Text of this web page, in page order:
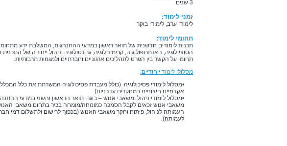
3 שנים
זמני לימוד:
לימודי ערב, לימודי בוקר
תחומי לימוד:
תכנית לימודים חדשנית של תואר ראשון במדעי ההתנהגות, המשלבת ידע מתחומי
הסוציולוגיה, האנתרופולוגיה, קרימינולוגיה, גרונטולוגיה וניהול.ייחודה של
תחומי על הקשר בין הפרט לתהליכים ארגוניים וחברתיים ולמגמות תרבותיות.
מסלולי לימוד ייחודיים:
•מסלול לימודי פסיכולוגיה (כולל מעבדת פסיכולוגיה המשרתת את כלל
אקדמיים חיצוניים במחקרים עדכניים)
•מסלול לימודי ניהול ומשאבי אנוש – בוגרי תואר הראשון והשני במדעי
משאבי אנוש זכאים לקבל הסמכה כמומחה/מומחה בכיר בתחום משאבי
העמותה לניהול, פיתוח וחקר משאבי האנוש (בכפוף לרישום ולתשלום דמי
לעמותה).